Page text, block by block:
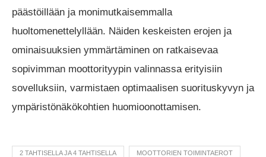
päästöillään ja monimutkaisemmalla
huoltomenettelyllään. Näiden keskeisten erojen ja
ominaisuuksien ymmärtäminen on ratkaisevaa
sopivimman moottorityypin valinnassa erityisiin
sovelluksiin, varmistaen optimaalisen suorituskyvyn ja
ympäristönäkökohtien huomioonottamisen.
2 TAHTISELLA JA 4 TAHTISELLA MOOTTORIEN TOIMINTAEROT